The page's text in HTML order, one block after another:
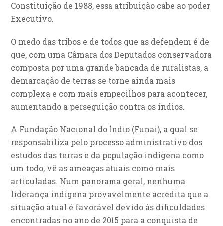
Constituição de 1988, essa atribuição cabe ao poder
Executivo.
O medo das tribos e de todos que as defendem é de
que, com uma Câmara dos Deputados conservadora
composta por uma grande bancada de ruralistas, a
demarcação de terras se torne ainda mais
complexa e com mais empecilhos para acontecer,
aumentando a perseguição contra os índios.
A Fundação Nacional do Índio (Funai), a qual se
responsabiliza pelo processo administrativo dos
estudos das terras e da população indígena como
um todo, vê as ameaças atuais como mais
articuladas. Num panorama geral, nenhuma
liderança indígena provavelmente acredita que a
situação atual é favorável devido às dificuldades
encontradas no ano de 2015 para a conquista de